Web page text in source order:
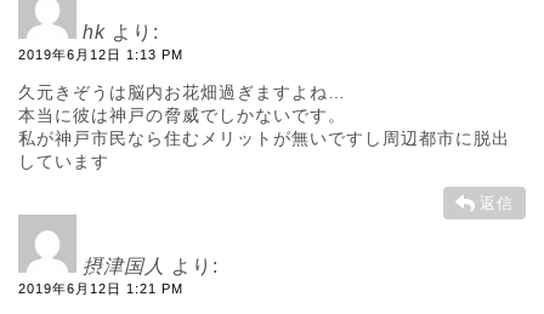
hk より:
2019年6月12日 1:13 PM
久元きぞうは脳内お花畑過ぎますよね…
本当に彼は神戸の脅威でしかないです。
私が神戸市民なら住むメリットが無いですし周辺都市に脱出
しています
返信
摂津国人 より:
2019年6月12日 1:21 PM